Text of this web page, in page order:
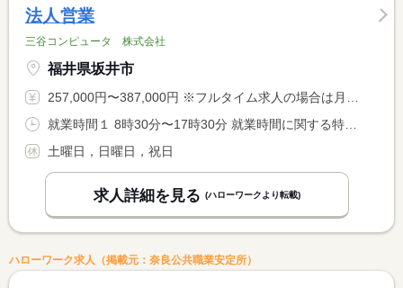
法人営業
三谷コンピュータ 株式会社
福井県坂井市
257,000円〜387,000円 ※フルタイム求人の場合は月額（換算額）、パート求人の場合は時間額を表示しています。
土曜日，日曜日，祝日
求人詳細を見る (ハローワークより転載)
ハローワーク求人（掲載元：奈良公共職業安定所）